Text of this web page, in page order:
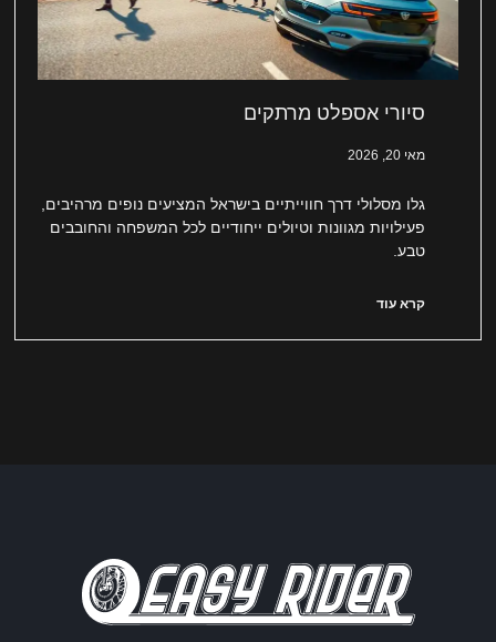
סיורי אספלט מרתקים
מאי 20, 2026
גלו מסלולי דרך חווייתיים בישראל המציעים נופים מרהיבים,
פעילויות מגוונות וטיולים ייחודיים לכל המשפחה והחובבים
טבע.
קרא עוד